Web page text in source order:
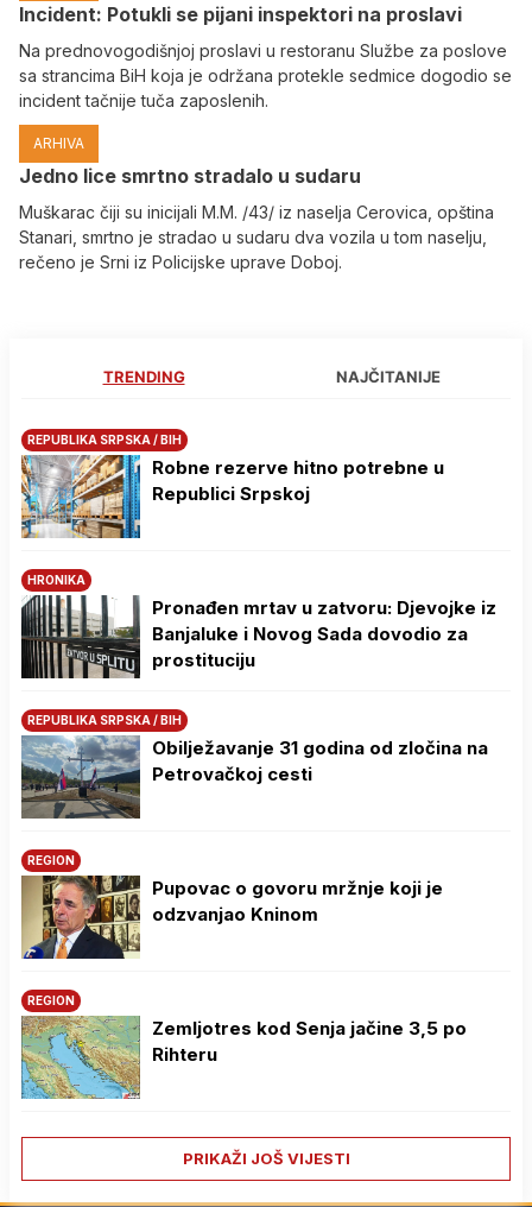
Incident: Potukli se pijani inspektori na proslavi
Na prednovogodišnjoj proslavi u restoranu Službe za poslove
sa strancima BiH koja je održana protekle sedmice dogodio se
incident tačnije tuča zaposlenih.
ARHIVA
Јedno lice smrtno stradalo u sudaru
Muškarac čiji su inicijali M.M. /43/ iz naselja Cerovica, opština
Stanari, smrtno je stradao u sudaru dva vozila u tom naselju,
rečeno je Srni iz Policijske uprave Doboj.
TRENDING NAJČITANIJE
REPUBLIKA SRPSKA / BIH
Robne rezerve hitno potrebne u
Republici Srpskoj
HRONIKA
Pronađen mrtav u zatvoru: Djevojke iz
Banjaluke i Novog Sada dovodio za
prostituciju
REPUBLIKA SRPSKA / BIH
Obilježavanje 31 godina od zločina na
Petrovačkoj cesti
REGION
Pupovac o govoru mržnje koji je
odzvanjao Kninom
REGION
Zemljotres kod Senja jačine 3,5 po
Rihteru
PRIKAŽI JOŠ VIJESTI